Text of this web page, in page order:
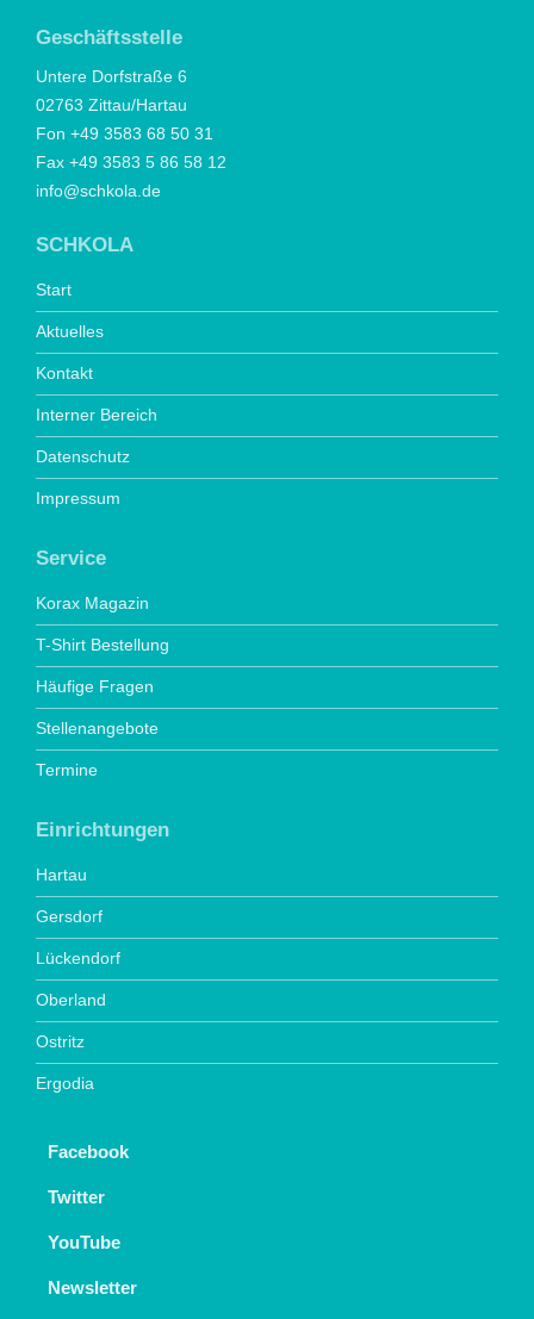
Geschäftsstelle
Untere Dorfstraße 6
02763 Zittau/Hartau
Fon +49 3583 68 50 31
Fax +49 3583 5 86 58 12
info@schkola.de
SCHKOLA
Start
Aktuelles
Kontakt
Interner Bereich
Datenschutz
Impressum
Service
Korax Magazin
T-Shirt Bestellung
Häufige Fragen
Stellenangebote
Termine
Einrichtungen
Hartau
Gersdorf
Lückendorf
Oberland
Ostritz
Ergodia
Facebook
Twitter
YouTube
Newsletter